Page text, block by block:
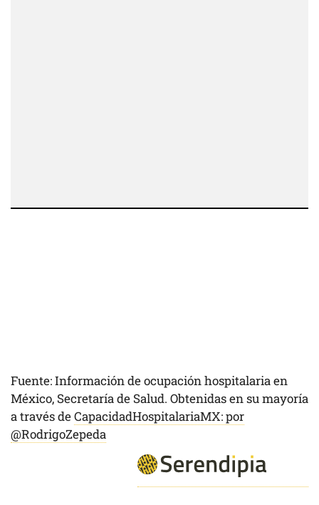
Fuente: Información de ocupación hospitalaria en
México, Secretaría de Salud. Obtenidas en su mayoría
a través deCapacidadHospitalariaMX: por
@RodrigoZepeda